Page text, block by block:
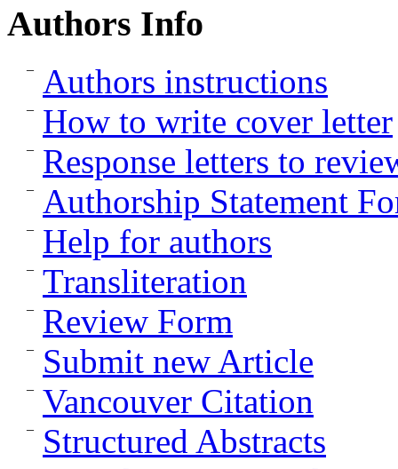
Authors Info
Authors instructions
How to write cover letter
Response letters to
Authorship Statement
Help for authors
Transliteration
Review Form
Submit new Article
Vancouver Citation
Structured Abstracts